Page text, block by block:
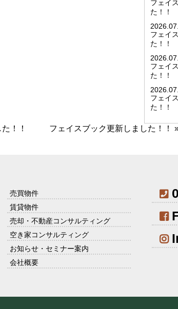
フェイ
た！！
フェイ
た！！
フェイ
た！！
フェイ
た！！
！！ フェイスブック更新しました！！
売買物件
賃貸物件
売却・不動産コンサルティング
空き家コンサルティング
お知らせ・セミナー案内
会社概要